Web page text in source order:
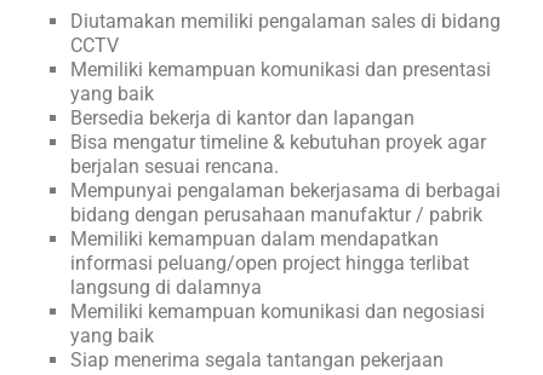
Diutamakan memiliki pengalaman sales di bidang
CCTV
Memiliki kemampuan komunikasi dan presentasi
yang baik
Bersedia bekerja di kantor dan lapangan
Bisa mengatur timeline & kebutuhan proyek agar
berjalan sesuai rencana.
Mempunyai pengalaman bekerjasama di berbagai
bidang dengan perusahaan manufaktur / pabrik
Memiliki kemampuan dalam mendapatkan
informasi peluang/open project hingga terlibat
langsung di dalamnya
Memiliki kemampuan komunikasi dan negosiasi
yang baik
Siap menerima segala tantangan pekerjaan